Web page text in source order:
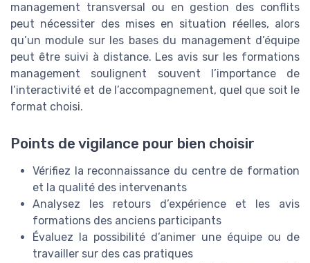
management transversal ou en gestion des conflits
peut nécessiter des mises en situation réelles, alors
qu’un module sur les bases du management d’équipe
peut être suivi à distance. Les avis sur les formations
management soulignent souvent l’importance de
l’interactivité et de l’accompagnement, quel que soit le
format choisi.
Points de vigilance pour bien choisir
Vérifiez la reconnaissance du centre de formation
et la qualité des intervenants
Analysez les retours d’expérience et les avis
formations des anciens participants
Évaluez la possibilité d’animer une équipe ou de
travailler sur des cas pratiques